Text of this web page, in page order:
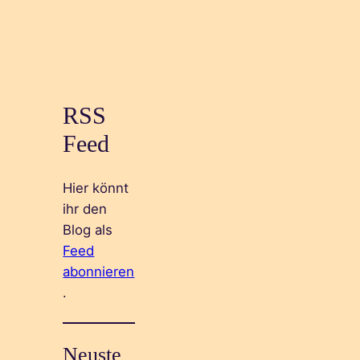
RSS
Feed
Hier könnt
ihr den
Blog als
Feed
abonnieren
.
Neuste